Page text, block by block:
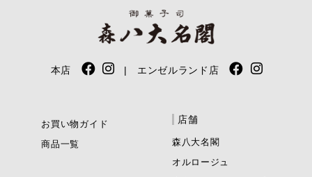
本店 | エンゼルランド店
お買い物ガイド
商品一覧
店舗
森八大名閣
オルロージュ